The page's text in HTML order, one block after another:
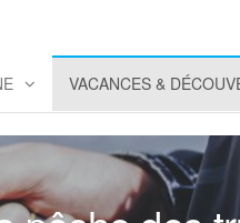
VACANCES &